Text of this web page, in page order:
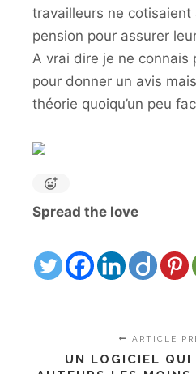
travailleurs ne
pension pour assurer
A vrai dire je ne connais
pour donner un avis
théorie quoiqu’un peu
Spread the love
ARTICLE
UN LOGICIEL QUI